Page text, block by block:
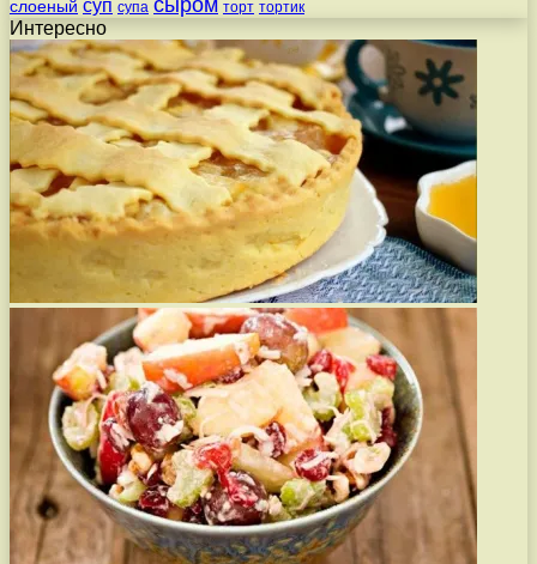
слоеный суп супа торт тортик
Интересно